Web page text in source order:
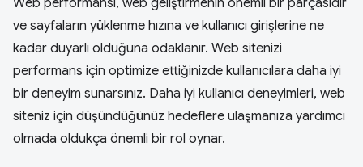
Web performansı, web geliştirmenin önemli bir parçasıdır
ve sayfaların yüklenme hızına ve kullanıcı girişlerine ne
kadar duyarlı olduğuna odaklanır. Web sitenizi
performans için optimize ettiğinizde kullanıcılara daha iyi
bir deneyim sunarsınız. Daha iyi kullanıcı deneyimleri, web
siteniz için düşündüğünüz hedeflere ulaşmanıza yardımcı
olmada oldukça önemli bir rol oynar.